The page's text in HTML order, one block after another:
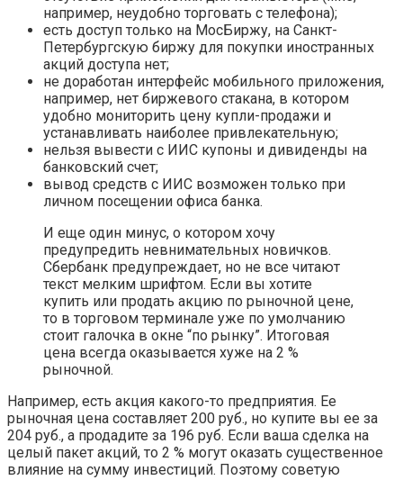
например, неудобно торговать с телефона);
есть доступ только на МосБиржу, на Санкт-
Петербургскую биржу для покупки иностранных
акций доступа нет;
не доработан интерфейс мобильного приложения,
например, нет биржевого стакана, в котором
удобно мониторить цену купли-продажи и
устанавливать наиболее привлекательную;
нельзя вывести с ИИС купоны и дивиденды на
банковский счет;
вывод средств с ИИС возможен только при
личном посещении офиса банка.
И еще один минус, о котором хочу
предупредить невнимательных новичков.
Сбербанк предупреждает, но не все читают
текст мелким шрифтом. Если вы хотите
купить или продать акцию по рыночной цене,
то в торговом терминале уже по умолчанию
стоит галочка в окне “по рынку”. Итоговая
цена всегда оказывается хуже на 2 %
рыночной.
Например, есть акция какого-то предприятия. Ее
рыночная цена составляет 200 руб., но купите вы ее за
204 руб., а продадите за 196 руб. Если ваша сделка на
целый пакет акций, то 2 % могут оказать существенное
влияние на сумму инвестиций. Поэтому советую